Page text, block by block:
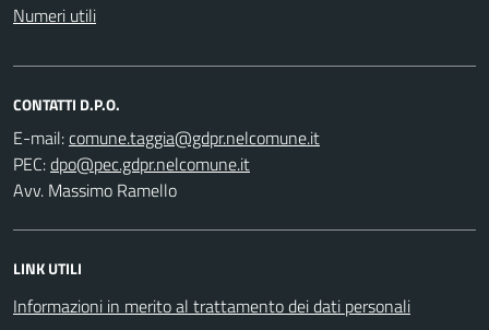
Numeri utili
CONTATTI D.P.O.
E-mail:
PEC:
Avv. Massimo Ramello
LINK UTILI
Informazioni in merito al trattamento dei dati personali